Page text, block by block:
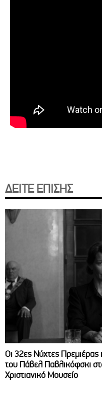
ΔΕΙΤΕ ΕΠΙΣΗΣ
Οι 32ες Νύχτες
του Πάβελ Παβλικόφσκι
Χριστιανικό Μουσείο